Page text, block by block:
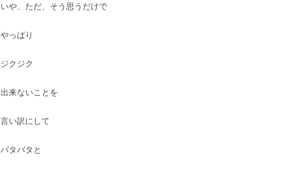
いや、ただ、そう思うだけで
やっぱり
ジクジク
出来ないことを
言い訳にして
バタバタと